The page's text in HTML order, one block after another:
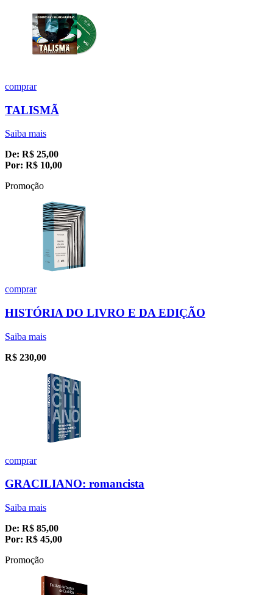
comprar
TALISMÃ
Saiba mais
De: R$ 25,00
Por: R$ 10,00
Promoção
comprar
HISTÓRIA DO LIVRO E DA EDIÇÃO
Saiba mais
R$ 230,00
comprar
GRACILIANO: romancista
Saiba mais
De: R$ 85,00
Por: R$ 45,00
Promoção